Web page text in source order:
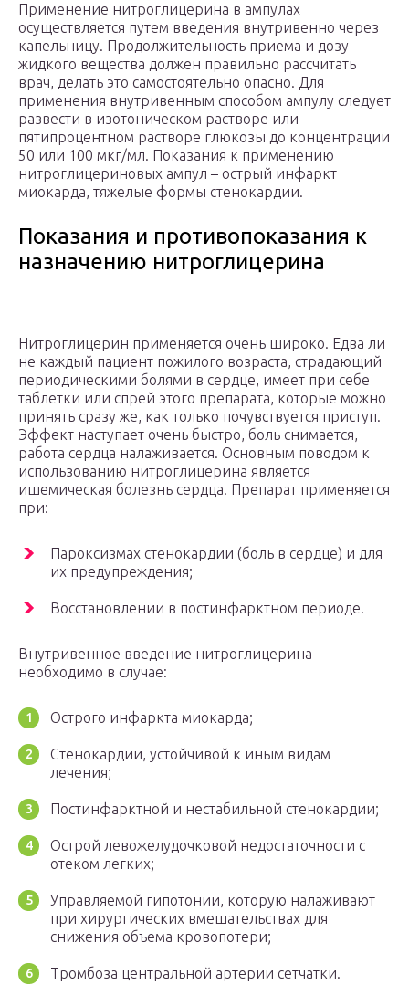
Применение нитроглицерина в ампулах
осуществляется путем введения внутривенно через
капельницу. Продолжительность приема и дозу
жидкого вещества должен правильно рассчитать
врач, делать это самостоятельно опасно. Для
применения внутривенным способом ампулу следует
развести в изотоническом растворе или
пятипроцентном растворе глюкозы до концентрации
50 или 100 мкг/мл. Показания к применению
нитроглицериновых ампул – острый инфаркт
миокарда, тяжелые формы стенокардии.
Показания и противопоказания к
назначению нитроглицерина
Нитроглицерин применяется очень широко. Едва ли
не каждый пациент пожилого возраста, страдающий
периодическими болями в сердце, имеет при себе
таблетки или спрей этого препарата, которые можно
принять сразу же, как только почувствуется приступ.
Эффект наступает очень быстро, боль снимается,
работа сердца налаживается. Основным поводом к
использованию нитроглицерина является
ишемическая болезнь сердца. Препарат применяется
при:
Пароксизмах стенокардии (боль в сердце) и для
их предупреждения;
Восстановлении в постинфарктном периоде.
Внутривенное введение нитроглицерина
необходимо в случае:
Острого инфаркта миокарда;
Стенокардии, устойчивой к иным видам
лечения;
Постинфарктной и нестабильной стенокардии;
Острой левожелудочковой недостаточности с
отеком легких;
Управляемой гипотонии, которую налаживают
при хирургических вмешательствах для
снижения объема кровопотери;
Тромбоза центральной артерии сетчатки.